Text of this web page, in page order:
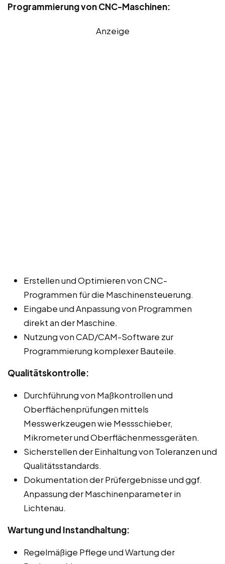
Programmierung von CNC-Maschinen:
Anzeige
Erstellen und Optimieren von CNC-
Programmen für die Maschinensteuerung.
Eingabe und Anpassung von Programmen
direkt an der Maschine.
Nutzung von CAD/CAM-Software zur
Programmierung komplexer Bauteile.
Qualitätskontrolle:
Durchführung von Maßkontrollen und
Oberflächenprüfungen mittels
Messwerkzeugen wie Messschieber,
Mikrometer und Oberflächenmessgeräten.
Sicherstellen der Einhaltung von Toleranzen und
Qualitätsstandards.
Dokumentation der Prüfergebnisse und ggf.
Anpassung der Maschinenparameter in
Lichtenau.
Wartung und Instandhaltung:
Regelmäßige Pflege und Wartung der